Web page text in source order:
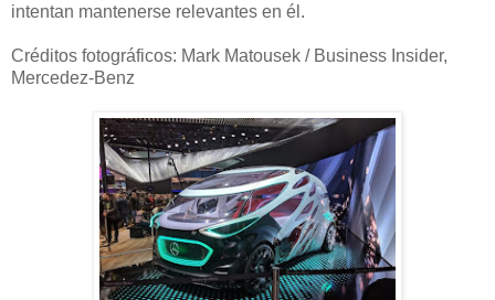
intentan mantenerse relevantes en él.
Créditos fotográficos: Mark Matousek / Business Insider,
Mercedez-Benz